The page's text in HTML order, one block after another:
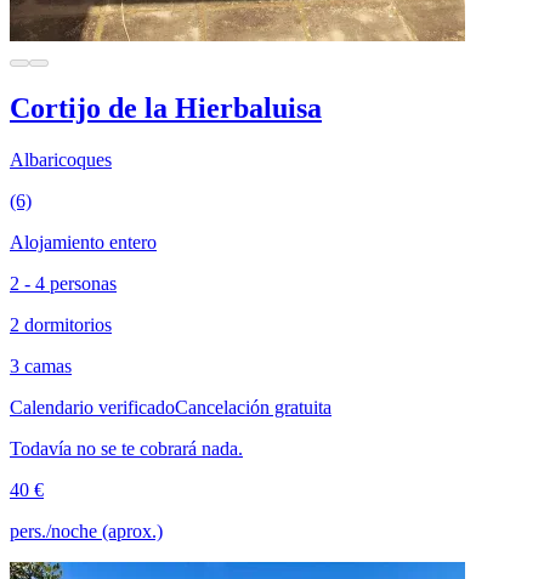
Cortijo de la Hierbaluisa
Albaricoques
(6)
Alojamiento entero
2 - 4 personas
2 dormitorios
3 camas
Calendario verificadoCancelación gratuita
Todavía no se te cobrará nada.
40 €
pers./noche (aprox.)